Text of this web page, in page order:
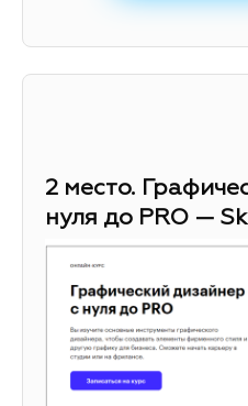
2 место.
нуля до PRO —